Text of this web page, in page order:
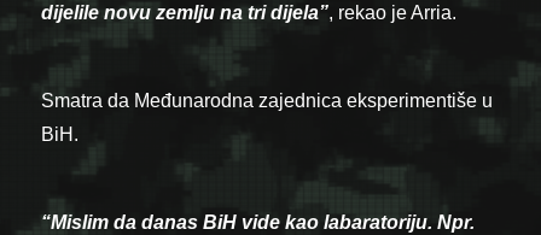
dijelile novu zemlju na tri dijela”, rekao je Arria.
Smatra da Međunarodna zajednica eksperimentiše u
BiH.
“Mislim da danas BiH vide kao labaratoriju. Npr.